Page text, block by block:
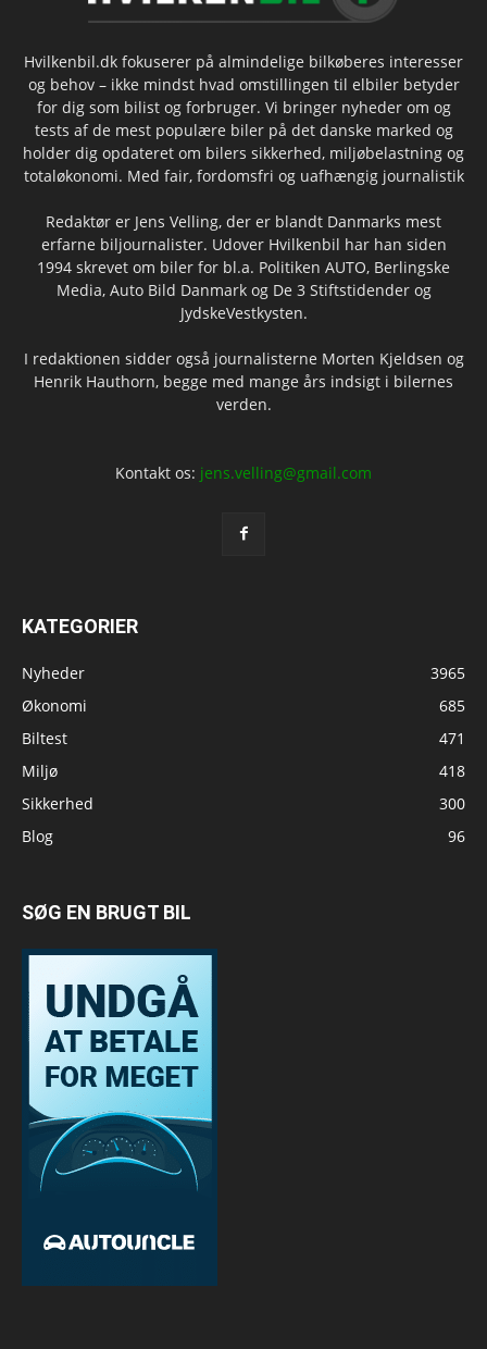
Hvilkenbil.dk fokuserer på almindelige bilkøberes interesser
og behov – ikke mindst hvad omstillingen til elbiler betyder
for dig som bilist og forbruger. Vi bringer nyheder om og
tests af de mest populære biler på det danske marked og
holder dig opdateret om bilers sikkerhed, miljøbelastning og
totaløkonomi. Med fair, fordomsfri og uafhængig journalistik
Redaktør er Jens Velling, der er blandt Danmarks mest
erfarne biljournalister. Udover Hvilkenbil har han siden
1994 skrevet om biler for bl.a. Politiken AUTO, Berlingske
Media, Auto Bild Danmark og De 3 Stiftstidender og
JydskeVestkysten.
I redaktionen sidder også journalisterne Morten Kjeldsen og
Henrik Hauthorn, begge med mange års indsigt i bilernes
verden.
Kontakt os: jens.velling@gmail.com
KATEGORIER
Nyheder
3965
Økonomi
685
Biltest
471
Miljø
418
Sikkerhed
300
Blog
96
SØG EN BRUGT BIL